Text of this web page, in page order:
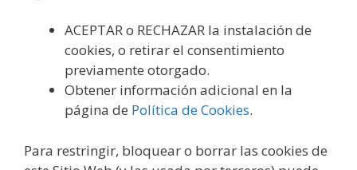
ACEPTAR o RECHAZAR la instalación de
cookies, o retirar el consentimiento
previamente otorgado.
Obtener información adicional en la
página de Política de Cookies.
Para restringir, bloquear o borrar las cookies de